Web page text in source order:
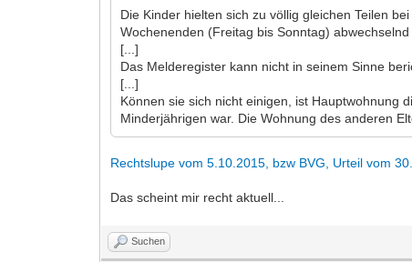
Die Kinder hielten sich zu völlig gleichen Teilen
Wochenenden (Freitag bis Sonntag)
[...]
Das Melderegister kann nicht in seinem Sinne
[...]
Können sie sich nicht einigen, ist Hauptwohnung
Minderjährigen war. Die Wohnung des anderen
Rechtslupe vom 5.10.2015, bzw BVG, Urteil vom
Das scheint mir recht aktuell...
Suchen